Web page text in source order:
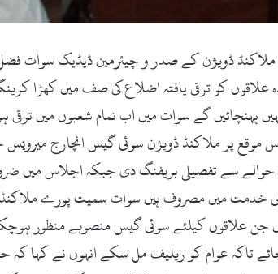
ڈویژن کے صدر و چیئرمین ڈیڈیک سوات
علاقوں کو ترقی یافتہ اضلاع کی صف میں کھڑا
پہنچائیں گے سوات میں اب تمام شعبوں میں
پر ملاکنڈ ڈویژن سوئی گیس انچارج میرویس
سے تفصیلی بریفنگ دی جبکہ اجلاس میں
خدمت میں مصروف ہیں سوات سمیت پورے
علاقوں کیلئے سوئی گیس منصوبے منظور ہوچکے